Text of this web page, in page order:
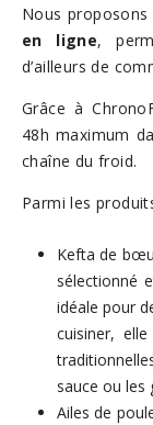
Nous
en ligne,
d’ailleurs de
Grâce à
48h maximum
chaîne du froid.
Parmi les
Kefta de
sélectionné
idéale pour
cuisiner,
sauce ou les
Ailes de